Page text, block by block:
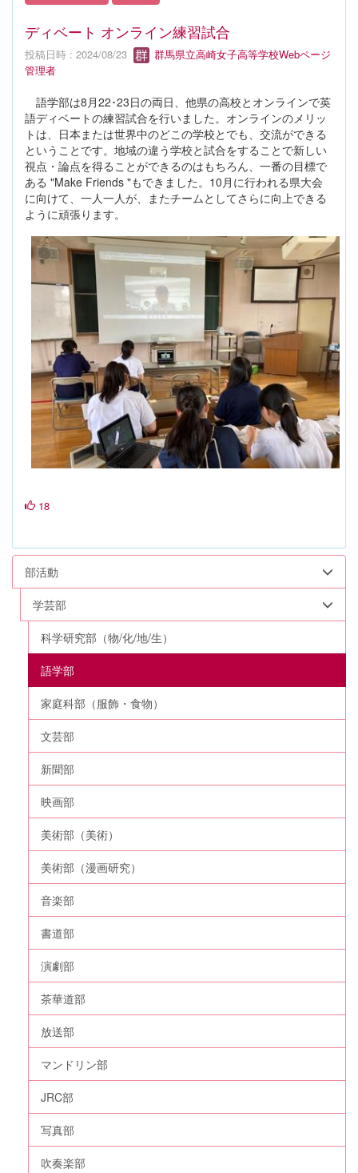
ディベート オンライン練習試合
投稿日時 : 2024/08/23
群馬県立高崎女子高等学校Webページ
管理者
語学部は8月22･23日の両日、他県の高校とオンラインで英
語ディベートの練習試合を行いました。オンラインのメリッ
トは、日本または世界中のどこの学校とでも、交流ができる
ということです。地域の違う学校と試合をすることで新しい
視点・論点を得ることができるのはもちろん、一番の目標で
ある "Make Friends "もできました。10月に行われる県大会
に向けて、一人一人が、またチームとしてさらに向上できる
ように頑張ります。
18
部活動
学芸部
科学研究部（物/化/地/生）
語学部
家庭科部（服飾・食物）
文芸部
新聞部
映画部
美術部（美術）
美術部（漫画研究）
音楽部
書道部
演劇部
茶華道部
放送部
マンドリン部
JRC部
写真部
吹奏楽部